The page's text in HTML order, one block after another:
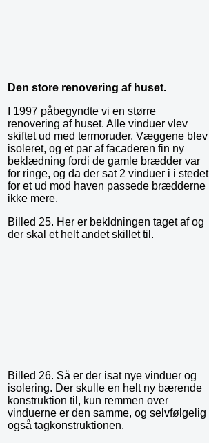
Den store renovering af huset.
I 1997 påbegyndte vi en større
renovering af huset. Alle vinduer vlev
skiftet ud med termoruder. Væggene blev
isoleret, og et par af facaderen fin ny
beklædning fordi de gamle brædder var
for ringe, og da der sat 2 vinduer i i stedet
for et ud mod haven passede brædderne
ikke mere.
Billed 25. Her er bekldningen taget af og
der skal et helt andet skillet til.
Billed 26. Så er der isat nye vinduer og
isolering. Der skulle en helt ny bærende
konstruktion til, kun remmen over
vinduerne er den samme, og selvfølgelig
også tagkonstruktionen.